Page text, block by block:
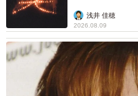
浅井 佳穂
2026.08.09